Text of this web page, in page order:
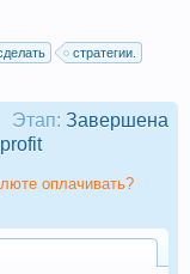
стратегии.
Этап: Завершена
оплачивать?